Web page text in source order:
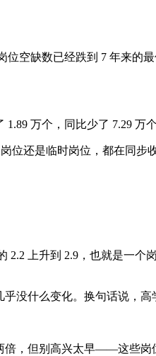
空缺数已经跌到 7 年来
万个，同比少了 7.29
还是临时岗位，都在同步
2.2 上升到 2.9，也就是一个
没什么变化。换句话说，高
倍，但别高兴太早——这些